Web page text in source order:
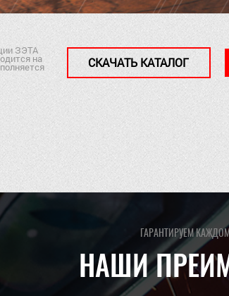
ЗЭТА
на СКАЧАТЬ КАТАЛОГ
ГАРАНТИРУЕМ
НАШИ